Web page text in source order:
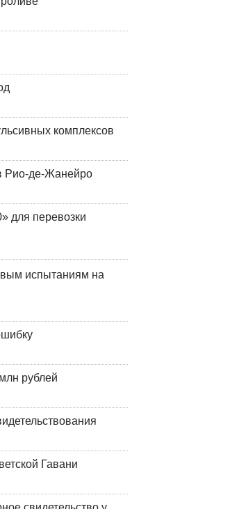
комплексов
Рио-де-Жанейро
для перевозки
испытаниям на
рублей
Гавани